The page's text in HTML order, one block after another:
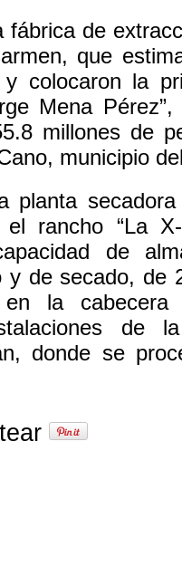
fábrica de
que
colocaron la
Mena
millones de
municipio
planta
rancho “La
de
y de secado, de
la cabecera
de
donde se